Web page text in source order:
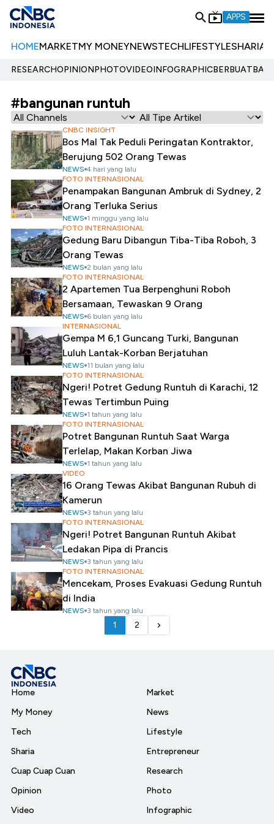
APPS
HOMEMARKETMY MONEYNEWSTECHLIFESTYLESHARIA
RESEARCHOPINIONPHOTOVIDEOINFOGRAPHIC
#bangunan runtuh
CNBC INSIGHT
Bos Mal Tak Peduli Peringatan Kontraktor,
Berujung 502 Orang Tewas
NEWS 4 hari yang lalu
FOTO INTERNASIONAL
Penampakan Bangunan Ambruk di Sydney, 2
Orang Terluka Serius
NEWS 1 minggu yang lalu
FOTO INTERNASIONAL
Gedung Baru Dibangun Tiba-Tiba Roboh, 3
Orang Tewas
NEWS 2 bulan yang lalu
FOTO INTERNASIONAL
2 Apartemen Tua Berpenghuni Roboh
Bersamaan, Tewaskan 9 Orang
NEWS 6 bulan yang lalu
INTERNASIONAL
Gempa M 6,1 Guncang Turki, Bangunan
Luluh Lantak-Korban Berjatuhan
NEWS 11 bulan yang lalu
FOTO INTERNASIONAL
Ngeri! Potret Gedung Runtuh di Karachi, 12
Tewas Tertimbun Puing
NEWS 1 tahun yang lalu
FOTO INTERNASIONAL
Potret Bangunan Runtuh Saat Warga
Terlelap, Makan Korban Jiwa
NEWS 1 tahun yang lalu
VIDEO
16 Orang Tewas Akibat Bangunan Rubuh di
Kamerun
NEWS 3 tahun yang lalu
FOTO INTERNASIONAL
Ngeri! Potret Bangunan Runtuh Akibat
Ledakan Pipa di Prancis
NEWS 3 tahun yang lalu
FOTO INTERNASIONAL
Mencekam, Proses Evakuasi Gedung Runtuh
di India
NEWS 3 tahun yang lalu
1 2
Home
My Money
Tech
Sharia
Cuap Cuap Cuan
Opinion
Video
Market
News
Lifestyle
Entrepreneur
Research
Photo
Infographic